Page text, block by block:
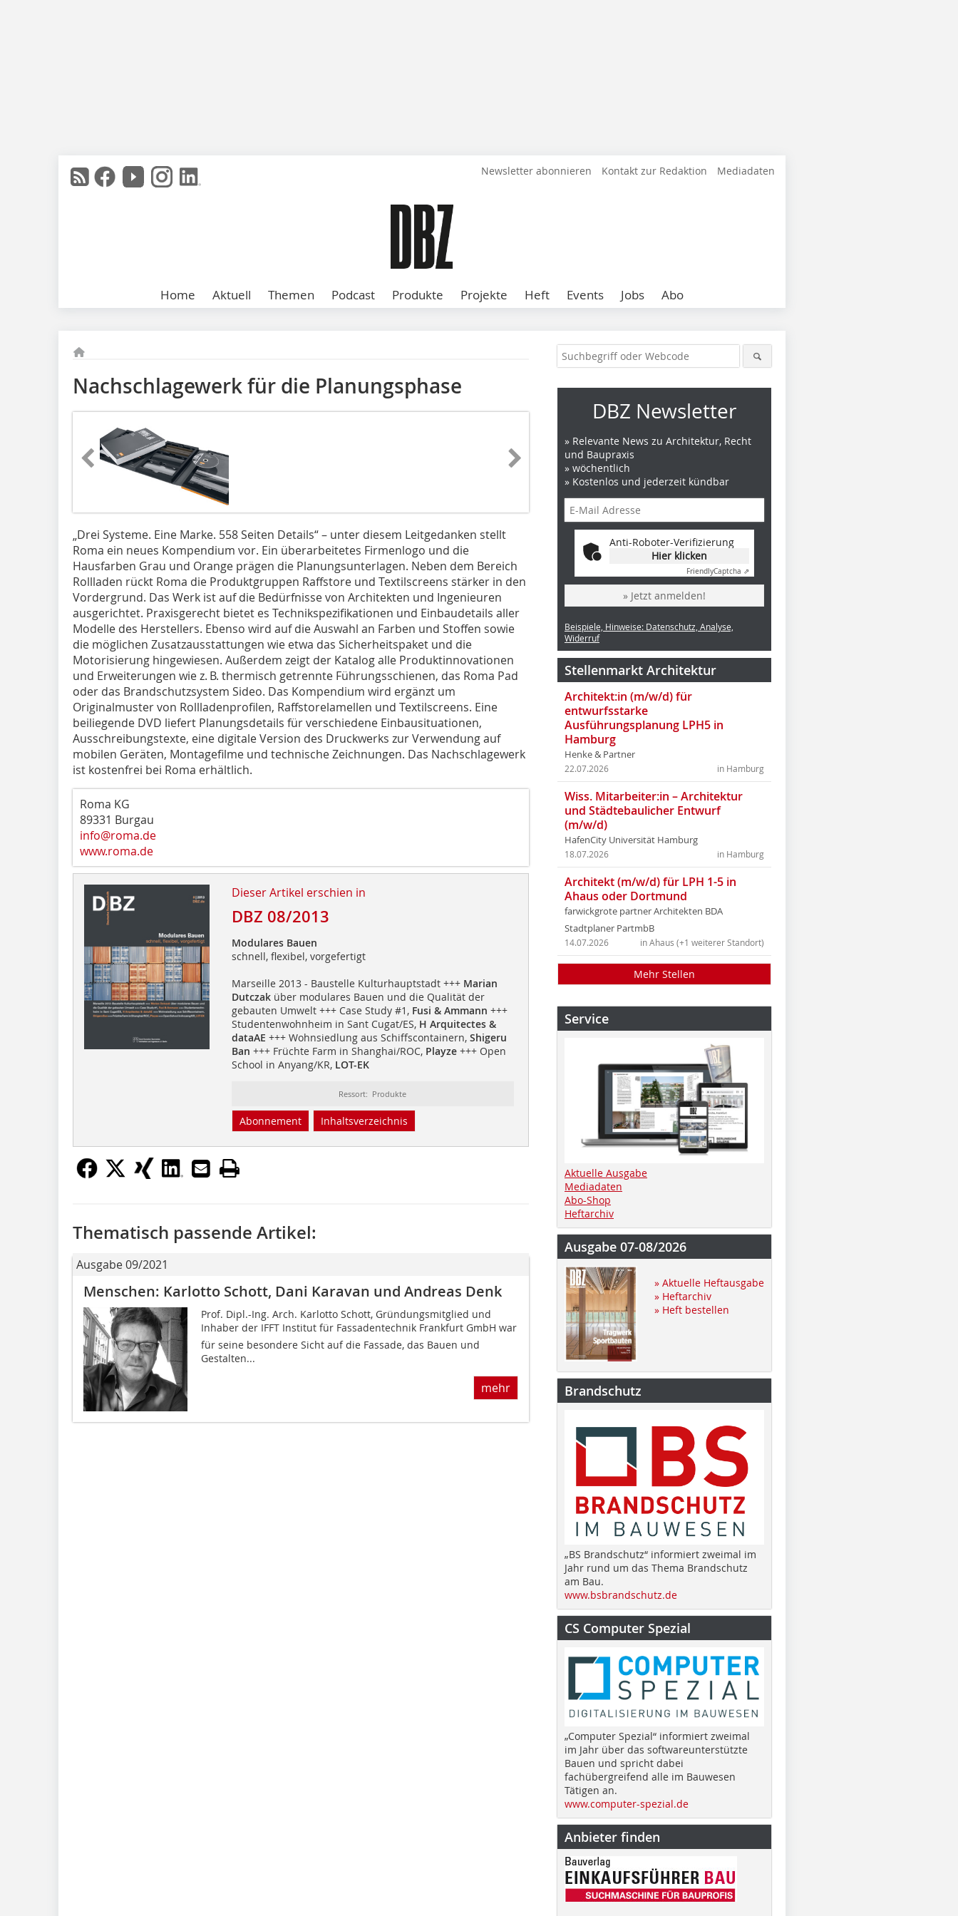
Newsletter abonnieren Kontakt zur Redaktion Mediadaten
Home Aktuell Themen Podcast Produkte Projekte Heft Events Jobs Abo
Nachschlagewerk für die Planungsphase
„Drei Systeme. Eine Marke. 558 Seiten Details“ – unter diesem Leitgedanken stellt
Roma ein neues Kompendium vor. Ein überarbeitetes Firmenlogo und die
Hausfarben Grau und Orange prägen die Planungsunterlagen. Neben dem Bereich
Rollladen rückt Roma die Produktgruppen Raffstore und Textilscreens stärker in den
Vordergrund. Das Werk ist auf die Bedürfnisse von Architekten und Ingenieuren
ausgerichtet. Praxisgerecht bietet es Technikspezifikationen und Einbaudetails aller
Modelle des Herstellers. Ebenso wird auf die Auswahl an Farben und Stoffen sowie
die möglichen Zusatzausstattungen wie etwa das Sicherheitspaket und die
Motorisierung hin­gewiesen. Außerdem zeigt der Katalog alle Produktinnovationen
und Erweiterungen wie z. B. thermisch getrennte Führungsschienen, das Roma Pad
oder das Brandschutzsystem Sideo. Das Kompendium wird ergänzt um
Originalmuster von Rollladenprofilen, Raffstorelamellen und Textilscreens. Eine
beiliegende DVD liefert Planungsdetails für verschiedene Einbausituationen,
Ausschreibungstexte, eine digitale Version des Druckwerks zur Verwendung auf
mobilen Geräten, Montagefilme und technische Zeichnungen. Das Nachschlagewerk
ist kostenfrei bei Roma erhältlich.
Roma KG
89331 Burgau
info@roma.de
www.roma.de
Dieser Artikel erschien in
DBZ 08/2013
Modulares Bauen
schnell, flexibel, vorgefertigt
Marseille 2013 - Baustelle Kulturhauptstadt +++ Marian
Dutczaküber modulares Bauen und die Qualität der
gebauten Umwelt +++ Case Study #1, Fusi & Ammann +++
Studentenwohnheim in Sant Cugat/ES,H Arquitectes &
dataAE +++ Wohnsiedlung aus Schiffscontainern, Shigeru
Ban +++ Früchte Farm in Shanghai/ROC, Playze+++ Open
School in Anyang/KR, LOT-EK
Ressort: Produkte
Abonnement Inhaltsverzeichnis
Thematisch passende Artikel:
Ausgabe 09/2021
Menschen: Karlotto Schott, Dani Karavan und ­Andreas Denk
Prof. Dipl.-Ing. Arch. Karlotto Schott, Gründungsmitglied und
Inhaber der IFFT Institut für Fassadentechnik Frankfurt GmbH war
für seine besondere Sicht auf die Fassade, das Bauen und
Gestalten...
mehr
DBZ Newsletter
» Relevante News zu Architektur, Recht
und Baupraxis
» wöchentlich
» Kostenlos und jederzeit kündbar
Anti-Roboter-Verifizierung
Hier klicken
FriendlyCaptcha ⇗
» Jetzt anmelden!
Beispiele, Hinweise: Datenschutz, Analyse,
Widerruf
Stellenmarkt Architektur
Architekt:in (m/w/d) für
entwurfsstarke
Ausführungsplanung LPH5 in
Hamburg
Henke & Partner
in Hamburg
22.07.2026
Wiss. Mitarbeiter:in – Architektur
und Städtebaulicher Entwurf
(m/w/d)
HafenCity Universität Hamburg
in Hamburg
18.07.2026
Architekt (m/w/d) für LPH 1-5 in
Ahaus oder Dortmund
farwickgrote partner Architekten BDA
Stadtplaner PartmbB
in Ahaus (+1 weiterer Standort)
14.07.2026
Mehr Stellen
Service
Aktuelle Ausgabe
Mediadaten
Abo-Shop
Heftarchiv
Ausgabe 07-08/2026
» Aktuelle Heftausgabe
» Heftarchiv
» Heft bestellen
Brandschutz
„BS Brandschutz“ informiert zweimal im
Jahr rund um das Thema Brandschutz
am Bau.
www.bsbrandschutz.de
CS Computer Spezial
„Computer Spezial“ informiert zweimal
im Jahr über das softwareunterstützte
Bauen und spricht dabei
fachübergreifend alle im Bauwesen
Tätigen an.
www.computer-spezial.de
Anbieter finden